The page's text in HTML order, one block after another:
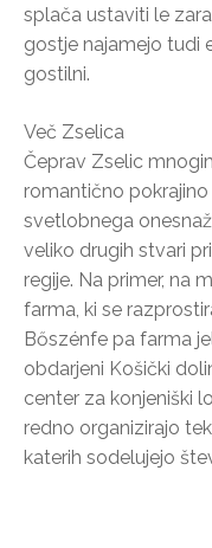
splača ustaviti le
gostje najamejo tudi
gostilni.
Več Zselica
Čeprav Zselic
romantično
svetlobnega
veliko drugih stvari
regije. Na primer, na
farma, ki se
Bőszénfe pa farma
obdarjeni Košički
center za konjeniški
redno organizirajo
katerih sodelujejo